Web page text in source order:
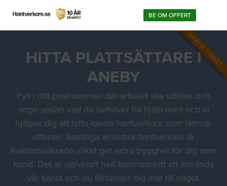
BE OM OFFERT
GRATIS TJÄNST
HITTA PLATTSÄTTARE I
ANEBY
Fyll i ditt postnummer där arbetet ska utföras och
ange sedan vad du behöver ha hjälp med och vi
hjälper dig att hitta lokala hantverkare som lämnar
offerter. Samtliga anslutna hantverkare är
kvalitetssäkrade vilket get extra trygghet för dig som
kund. Det är självklart helt kostnadsfritt att använda
vår tjänst och du förbinder dig inte till något.